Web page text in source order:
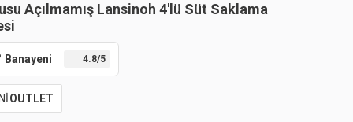
Açılmamış Lansinoh 4'lü Süt Saklama
Banayeni 4.8/5
OUTLET